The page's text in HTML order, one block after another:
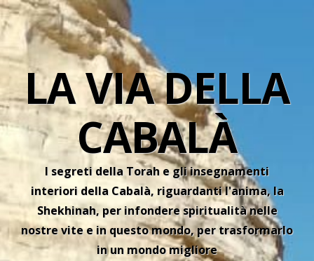
LA VIA DELLA
CABALÀ
I segreti della Torah e gli insegnamenti
interiori della Cabalà, riguardanti l'anima, la
Shekhinah, per infondere spiritualità nelle
nostre vite e in questo mondo, per trasformarlo
in un mondo migliore